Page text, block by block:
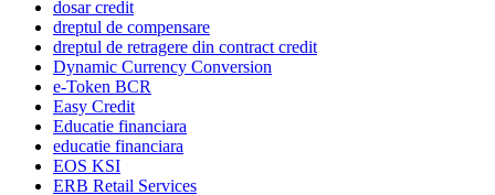
dosar credit
dreptul de compensare
dreptul de retragere din contract credit
Dynamic Currency Conversion
e-Token BCR
Easy Credit
Educatie financiara
educatie financiara
EOS KSI
ERB Retail Services